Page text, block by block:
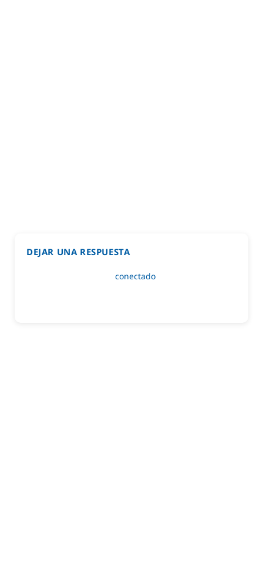
DEJAR UNA RESPUESTA
conectado